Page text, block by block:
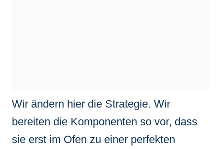
Wir ändern hier die Strategie. Wir
bereiten die Komponenten so vor, dass
sie erst im Ofen zu einer perfekten